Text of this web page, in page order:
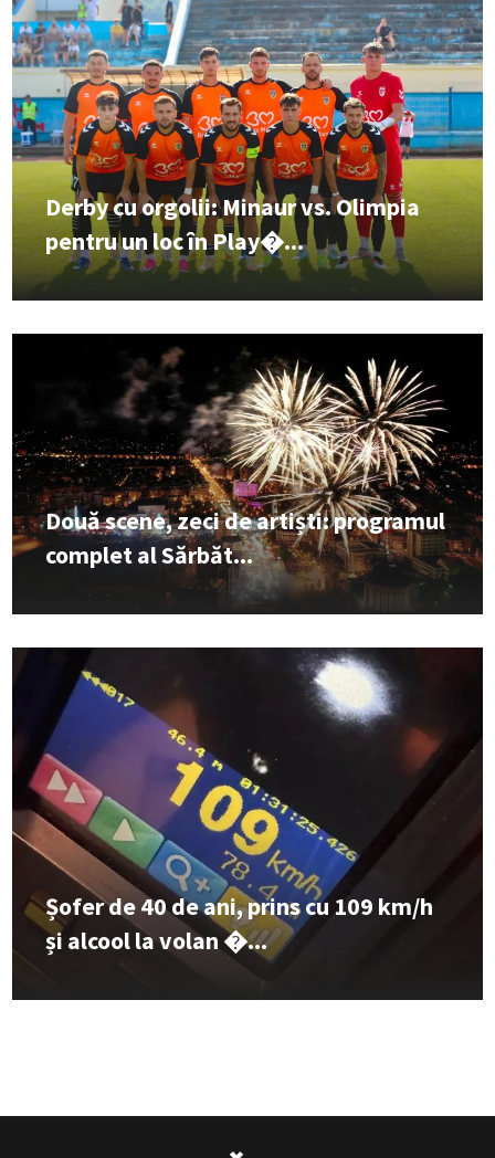
Derby cu orgolii: Minaur vs. Olimpia
pentru un loc în Play�...
Două scene, zeci de artiști: programul
complet al Sărbăt...
Șofer de 40 de ani, prins cu 109 km/h
și alcool la volan �...